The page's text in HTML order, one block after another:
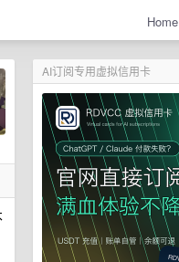
Home
AI订阅专用虚拟信用卡